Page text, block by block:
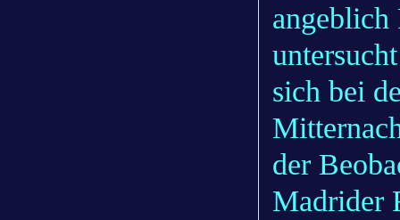
angeblich
sich bei
der
Madrider